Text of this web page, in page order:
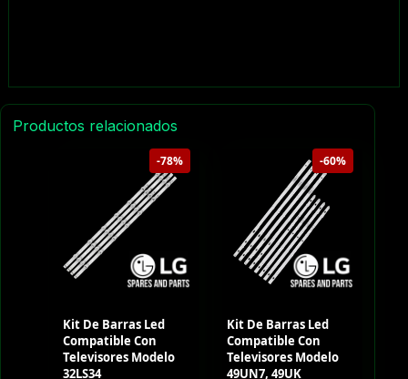
Productos relacionados
-78%
Kit De Barras Led
Compatible Con
Televisores Modelo
32LS34
-60%
Kit De Barras Led
Compatible Con
Televisores Modelo
49UN7, 49UK